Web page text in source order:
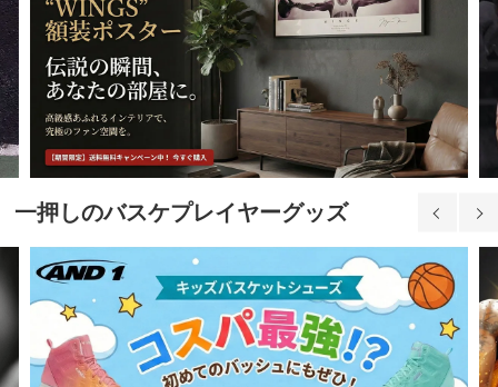
一押しのバスケプレイヤーグッズ